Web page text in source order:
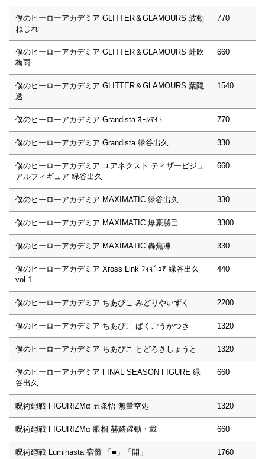
僕のヒーローアカデミア GLITTER＆GLAMOURS 波動
ねじれ
770
僕のヒーローアカデミア GLITTER＆GLAMOURS 蛙吹
梅雨
660
僕のヒーローアカデミア GLITTER＆GLAMOURS 葉隠
透
1540
僕のヒーローアカデミア Grandista ｵｰﾙﾏｲﾄ 770
僕のヒーローアカデミア Grandista 緑谷出久 330
僕のヒーローアカデミア ユアネクスト ティザービジュ
アルフィギュア 緑谷出久
660
僕のヒーローアカデミア MAXIMATIC 緑谷出久 330
僕のヒーローアカデミア MAXIMATIC 爆豪勝己 3300
僕のヒーローアカデミア MAXIMATIC 轟焦凍 330
僕のヒーローアカデミア Xross Link ﾌｨｷﾞｭｱ 緑谷出久
vol.1
440
僕のヒーローアカデミア ちあぴこ みどりやいずく 2200
僕のヒーローアカデミア ちあぴこ ばくごうかつき 1320
僕のヒーローアカデミア ちあぴこ とどろきしょうと 1320
僕のヒーローアカデミア FINAL SEASON FIGURE 緑
谷出久
660
呪術廻戦 FIGURIZMα 五条悟 無量空処 1320
呪術廻戦 FIGURIZMα 脹相 赫鱗躍動・載 660
呪術廻戦 Luminasta 宿儺 「■」「開」 1760